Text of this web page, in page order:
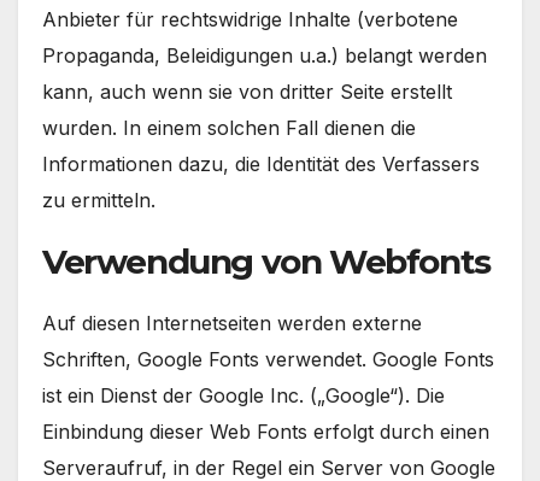
Anbieter für rechtswidrige Inhalte (verbotene
Propaganda, Beleidigungen u.a.) belangt werden
kann, auch wenn sie von dritter Seite erstellt
wurden. In einem solchen Fall dienen die
Informationen dazu, die Identität des Verfassers
zu ermitteln.
Verwendung von Webfonts
Auf diesen Internetseiten werden externe
Schriften, Google Fonts verwendet. Google Fonts
ist ein Dienst der Google Inc. („Google“). Die
Einbindung dieser Web Fonts erfolgt durch einen
Serveraufruf, in der Regel ein Server von Google